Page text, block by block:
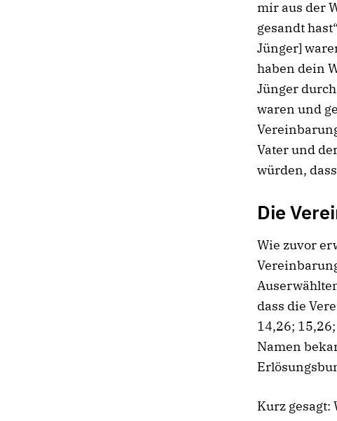
mir aus der
gesandt
Jünger]
haben dein
Jünger
waren und
Vater und
würden,
Die
Wie zuvor
dass die
14,26;
Namen
Kurz